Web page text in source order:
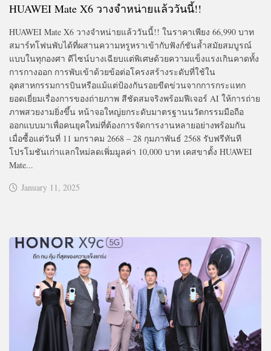
HUAWEI Mate X6 วางจำหน่ายแล้ววันนี้!!
HUAWEI Mate X6 วางจำหน่ายแล้ววันนี้!! ในราคาเพียง 66,990 บาท
สมาร์ทโฟนพับได้ที่ผสานความหรูหราเข้ากับฟังก์ชันล้ำสมัยสมบูรณ์
แบบในทุกองศา ดีไซน์บางเฉียบแต่พิเศษด้วยความแข็งแรงเกินคาดทั้ง
การกางออก การพับเข้าด้วยข้อต่อโครงสร้างระดับที่ใช้ใน
อุตสาหกรรมการบินหรือแม้แต่ป้องกันรอยขีดข่วนจากการกระแทก
ยอดเยี่ยมเรื่องการของถ่ายภาพ สีชัดสมจริงพร้อมฟีเจอร์ AI ให้การถ่าย
ภาพสวยงามยิ่งขึ้น หน้าจอใหญ่ยกระดับมาตรฐานนวัตกรรมมือถือ
ออกแบบมาเพื่อคนยุคใหม่ที่ต้องการจัดการงานหลายอย่างพร้อมกัน
เมื่อซื้อแต่วันที่ 11 มกราคม 2668 – 28 กุมภาพันธ์ 2568 รับฟรีทันที
โปรโมชันเก่าแลกใหม่ลดเพิ่มมูลค่า 10,000 บาท เคสขาตั้ง HUAWEI
Mate...
January 11, 2025